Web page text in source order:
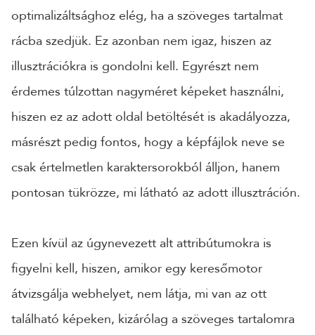
optimalizáltsághoz elég, ha a szöveges tartalmat
rácba szedjük. Ez azonban nem igaz, hiszen az
illusztrációkra is gondolni kell. Egyrészt nem
érdemes túlzottan nagyméret képeket használni,
hiszen ez az adott oldal betöltését is akadályozza,
másrészt pedig fontos, hogy a képfájlok neve se
csak értelmetlen karaktersorokból álljon, hanem
pontosan tükrözze, mi látható az adott illusztráción.
Ezen kívül az úgynevezett alt attribútumokra is
figyelni kell, hiszen, amikor egy keresőmotor
átvizsgálja webhelyet, nem látja, mi van az ott
található képeken, kizárólag a szöveges tartalomra